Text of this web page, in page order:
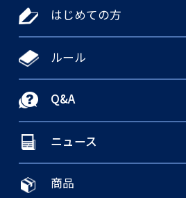
はじめての方
ルール
Q&A
ニュース
商品